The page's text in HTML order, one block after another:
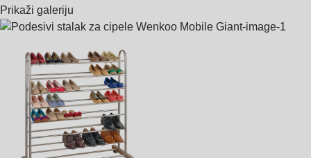
Prikaži galeriju